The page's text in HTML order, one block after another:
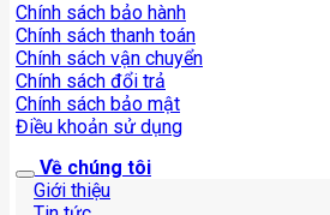
Chính sách bảo hành
Chính sách thanh toán
Chính sách vận chuyển
Chính sách đổi trả
Chính sách bảo mật
Điều khoản sử dụng
Về chúng tôi
Giới thiệu